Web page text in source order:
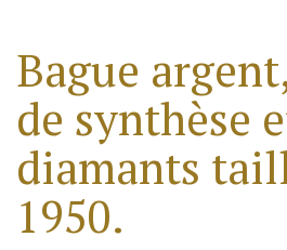
Bague
de synthèse
diamants
1950.